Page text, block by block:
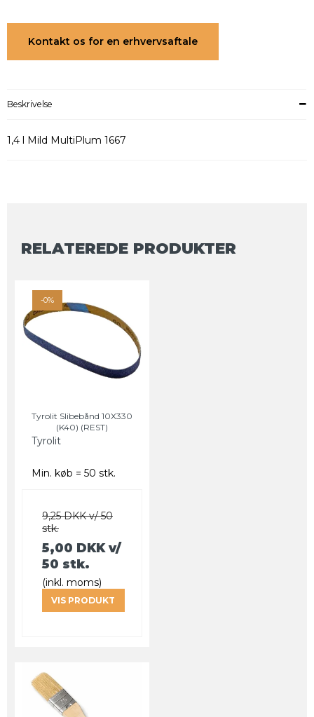
Kontakt os for en erhvervsaftale
Beskrivelse
1,4 l Mild MultiPlum 1667
RELATEREDE PRODUKTER
-0%
Tyrolit Slibebånd 10X330
(K40) (REST)
Tyrolit
Min. køb = 50 stk.
9,25 DKK v/ 50
stk.
5,00 DKKv/
50 stk.
(inkl. moms)
VIS PRODUKT